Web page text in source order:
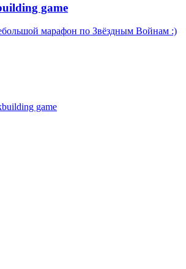
game
марафон по Звёздным Войнам :)
game